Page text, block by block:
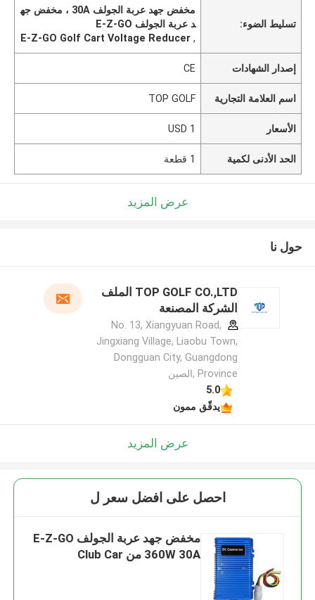
تسليط الضوء:
مخفض جهد عربة الجولف 30A ، مخفض جه
د عربة الجولف E-Z-GO
,
E-Z-GO Golf Cart Voltage Reducer
إصدار الشهادات CE
اسم العلامة التجارية TOP GOLF
الأسعار 1 USD
الحد الأدنى لكمية 1 قطعة
عرض المزيد
حول نا
TOP GOLF CO.,LTD الملف
الشركة المصنعة
No. 13, Xiangyuan Road,
Jingxiang Village, Liaobu Town,
Dongguan City, Guangdong
Province ,الصين
5.0
يدقّق ممون
عرض المزيد
احصل على افضل سعر ل
مخفض جهد عربة الجولف E-Z-GO
360W 30A من Club Car